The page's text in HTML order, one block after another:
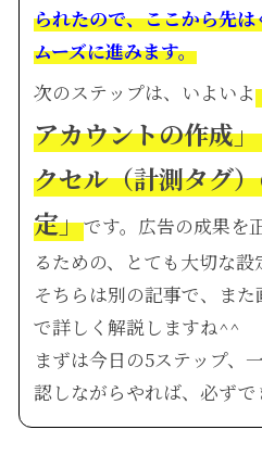
られたので、ここから先は
ムーズに進みます。
次のステップは、いよいよ
アカウントの作成」
クセル（計測タグ
定」です。広告の成果を
るための、とても大切な設
そちらは別の記事で、また
で詳しく解説しますね^^
まずは今日の5ステップ、
認しながらやれば、必ずで